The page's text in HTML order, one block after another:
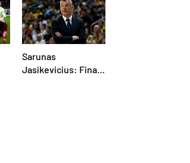
Sarunas
Jasikevicius: Final